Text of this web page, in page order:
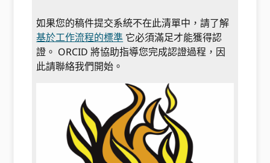
如果您的稿件提交系統不在此清單中，請了解
基於工作流程的標準 它必須滿足才能獲得認
證。 ORCID 將協助指導您完成認證過程，因
此請聯絡我們開始。